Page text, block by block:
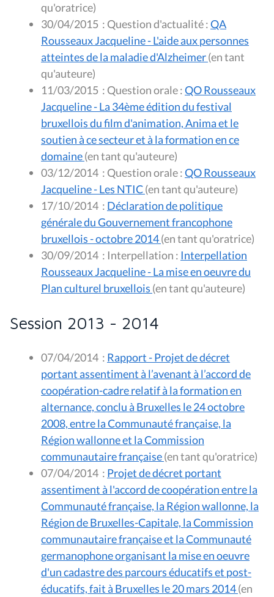
qu'oratrice)
30/04/2015 : Question d'actualité :QA
Rousseaux Jacqueline - L'aide aux personnes
atteintes de la maladie d'Alzheimer(en tant
qu'auteure)
11/03/2015 : Question orale :QO Rousseaux
Jacqueline - La 34ème édition du festival
bruxellois du film d'animation, Anima et le
soutien à ce secteur et à la formation en ce
domaine
(en tant qu'auteure)
03/12/2014 : Question orale :QO Rousseaux
Jacqueline - Les NTIC
(en tant qu'auteure)
17/10/2014 : Déclaration de politique
générale du Gouvernement francophone
bruxellois - octobre 2014
(en tant qu'oratrice)
30/09/2014 : Interpellation : Interpellation
Rousseaux Jacqueline - La mise en oeuvre du
Plan culturel bruxellois
(en tant qu'auteure)
Session 2013 - 2014
07/04/2014 : Rapport - Projet de décret
portant assentiment à l’avenant à l’accord de
coopération-cadre relatif à la formation en
alternance, conclu à Bruxelles le 24 octobre
2008, entre la Communauté française, la
Région wallonne et la Commission
communautaire française
(en tant qu'oratrice)
07/04/2014 : Projet de décret portant
assentiment à l'accord de coopération entre la
Communauté française, la Région wallonne, la
Région de Bruxelles-Capitale, la Commission
communautaire française et la Communauté
germanophone organisant la mise en oeuvre
d'un cadastre des parcours éducatifs et post-
éducatifs, fait à Bruxelles le 20 mars 2014(en